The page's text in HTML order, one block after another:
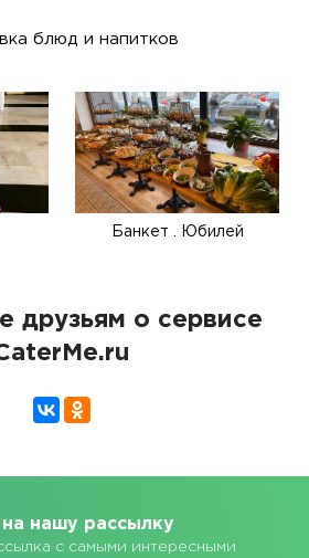
блюд и напитков
Банкет . Юбилей
друзьям о сервисе
нашу рассылку
с самыми интересными